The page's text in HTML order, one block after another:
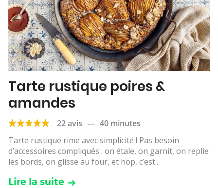
Tarte rustique poires &
amandes
22 avis — 40 minutes
Tarte rustique rime avec simplicité ! Pas besoin
d’accessoires compliqués : on étale, on garnit, on replie
les bords, on glisse au four, et hop, c’est...
Lire la suite